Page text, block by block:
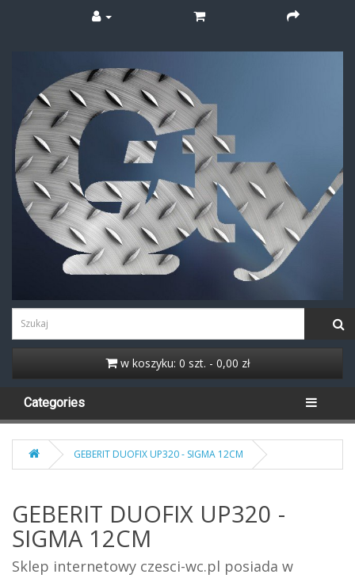
w koszyku: 0 szt. - 0,00 zł
Categories
GEBERIT DUOFIX UP320 - SIGMA 12CM
GEBERIT DUOFIX UP320 -
SIGMA 12CM
Sklep internetowy czesci-wc.pl posiada w